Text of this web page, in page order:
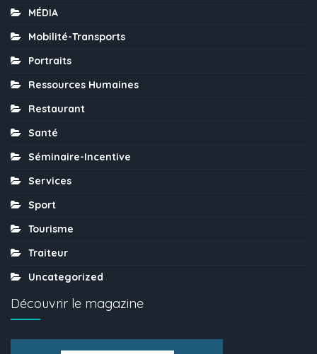
MÉDIA
Mobilité-Transports
Portraits
Ressources Humaines
Restaurant
Santé
Séminaire-Incentive
Services
Sport
Tourisme
Traiteur
Uncategorized
Découvrir le magazine